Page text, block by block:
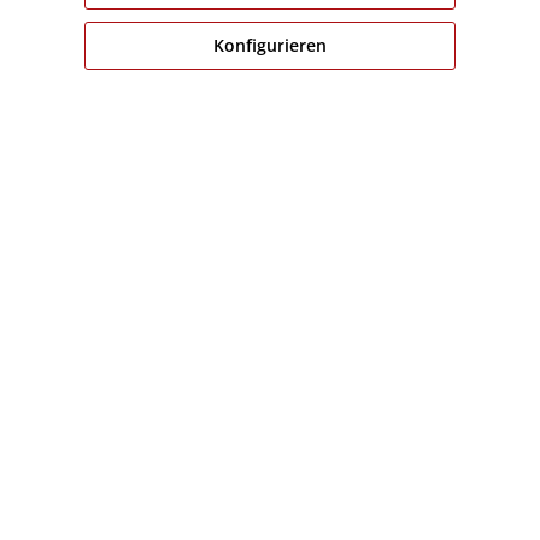
* Alle Preise inkl. gesetzl. Mehrwertsteuer zzgl.
Konfigurieren